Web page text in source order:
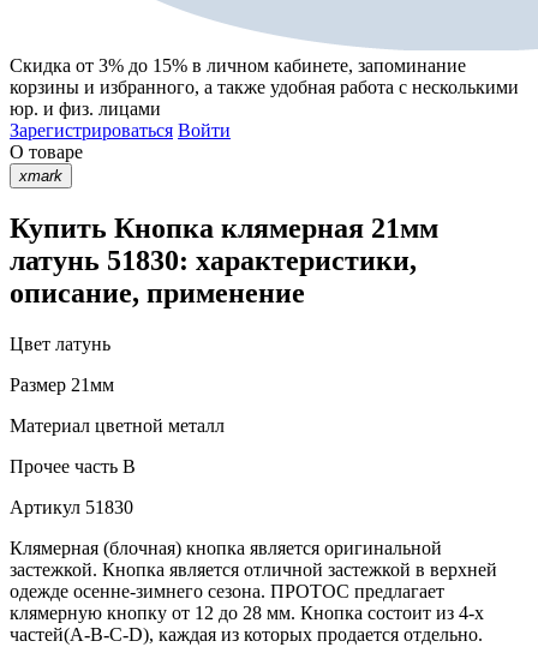
Скидка от 3% до 15% в личном кабинете, запоминание
корзины и избранного, а также удобная работа с несколькими
юр. и физ. лицами
Зарегистрироваться Войти
О товаре
xmark
Купить Кнопка клямерная 21мм
латунь 51830: характеристики,
описание, применение
Цвет латунь
Размер 21мм
Материал цветной металл
Прочее часть В
Артикул 51830
Клямерная (блочная) кнопка является оригинальной
застежкой. Кнопка является отличной застежкой в верхней
одежде осенне-зимнего сезона. ПРОТОС предлагает
клямерную кнопку от 12 до 28 мм. Кнопка состоит из 4-х
частей(А-В-С-D), каждая из которых продается отдельно.